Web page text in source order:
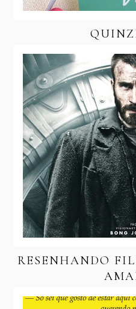
RESENHANDO